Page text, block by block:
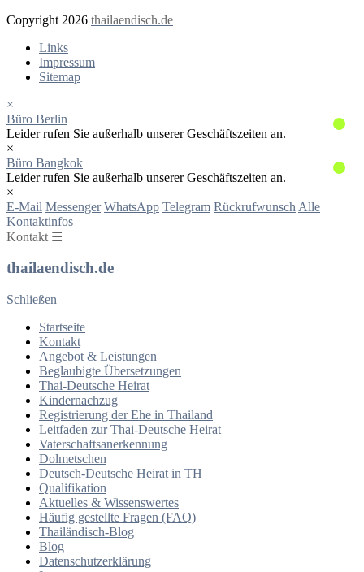
Copyright 2026 thailaendisch.de
Links
Impressum
Sitemap
×
Büro Berlin
Leider rufen Sie außerhalb unserer Geschäftszeiten an.
×
Büro Bangkok
Leider rufen Sie außerhalb unserer Geschäftszeiten an.
×
E-Mail Messenger WhatsApp Telegram Rückrufwunsch Alle
Kontaktinfos
Kontakt ☰
thailaendisch.de
Schließen
Startseite
Kontakt
Angebot & Leistungen
Beglaubigte Übersetzungen
Thai-Deutsche Heirat
Kindernachzug
Registrierung der Ehe in Thailand
Leitfaden zur Thai-Deutsche Heirat
Vaterschaftsanerkennung
Dolmetschen
Deutsch-Deutsche Heirat in TH
Qualifikation
Aktuelles & Wissenswertes
Häufig gestellte Fragen (FAQ)
Thailändisch-Blog
Blog
Datenschutzerklärung